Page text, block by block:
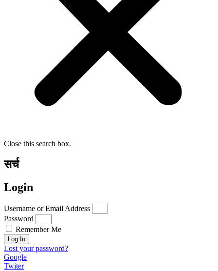
Close this search box.
सर्च
Login
Username or Email Address
Password
Remember Me
Log In
Lost your password?
Google
Twiter